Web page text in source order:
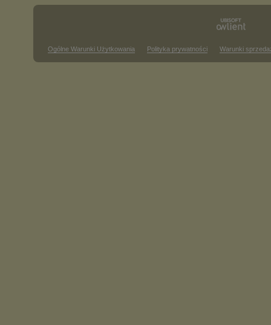
Ogólne Warunki Użytkowania Polityka prywatności Warunki